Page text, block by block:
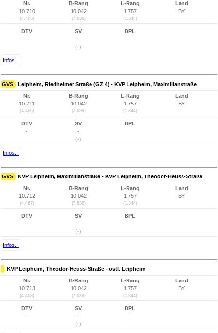
Nr.
10.710
(4.465)
B-Rang
10.042
(7.638)
L-Rang
1.757
(1.344)
Land
BY
DTV
-
SV
-
(-)
BPL
Infos...
GVS Leipheim, Riedheimer Straße (GZ 4) - KVP Leipheim, Maximilianstraße
Nr.
10.711
(4.466)
B-Rang
10.042
(7.638)
L-Rang
1.757
(1.344)
Land
BY
DTV
-
SV
-
(-)
BPL
Infos...
GVS KVP Leipheim, Maximilianstraße - KVP Leipheim, Theodor-Heuss-Straße
Nr.
10.712
(4.467)
B-Rang
10.042
(7.638)
L-Rang
1.757
(1.344)
Land
BY
DTV
-
SV
-
(-)
BPL
Infos...
KVP Leipheim, Theodor-Heuss-Straße - östl. Leipheim
Nr.
10.713
(4.468)
B-Rang
10.042
(7.638)
L-Rang
1.757
(1.344)
Land
BY
DTV
-
SV
-
(-)
BPL